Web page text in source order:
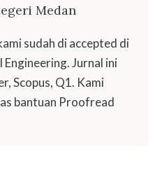
Medan
sudah di accepted di
Engineering. Jurnal ini
Scopus, Q1. Kami
bantuan Proofread